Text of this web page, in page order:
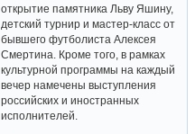
открытие памятника Льву Яшину,
детский турнир и мастер-класс от
бывшего футболиста Алексея
Смертина. Кроме того, в рамках
культурной программы на каждый
вечер намечены выступления
российских и иностранных
исполнителей.